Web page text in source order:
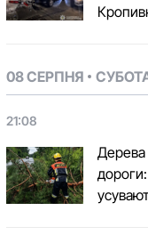
08 СЕРПНЯ
21:08
Дерева